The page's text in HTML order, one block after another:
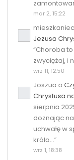
mar 2, 15:22
mieszkaniec
Jezusa
“Choroba to
zwyciężaj, i
wrz 11, 12:50
Joszua o
Chrystusa
sierpnia
doznając
uchwałę w
króla…”
wrz 1, 18:38